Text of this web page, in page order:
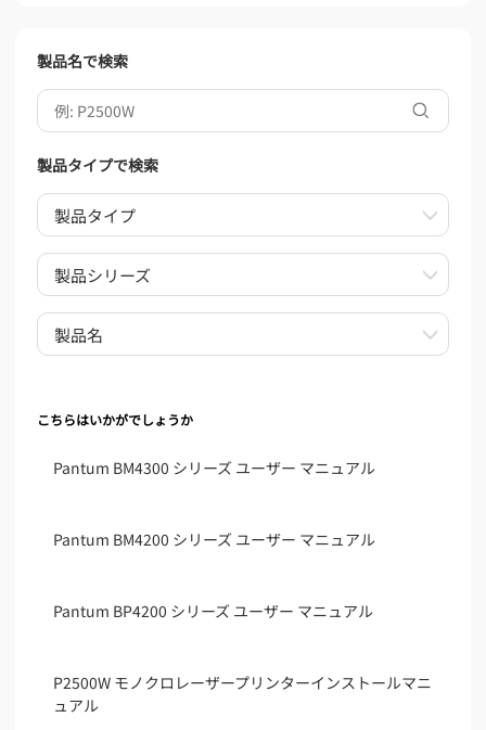
製品名で検索
製品タイプで検索
製品タイプ
製品シリーズ
製品名
こちらはいかがでしょうか
Pantum BM4300 シリーズ ユーザー マニュアル
Pantum BM4200 シリーズ ユーザー マニュアル
Pantum BP4200 シリーズ ユーザー マニュアル
P2500W モノクロレーザープリンターインストールマニ
ュアル